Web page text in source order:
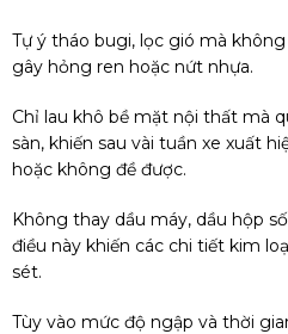
Tự ý tháo bugi, lọc gió mà
gây hỏng ren hoặc nứt nhựa.
Chỉ lau khô bề mặt nội thất mà
sàn, khiến sau vài tuần xe xuất
hoặc không đề được.
Không thay dầu máy, dầu hộp
điều này khiến các chi tiết kim
sét.
Tùy vào mức độ ngập và thời